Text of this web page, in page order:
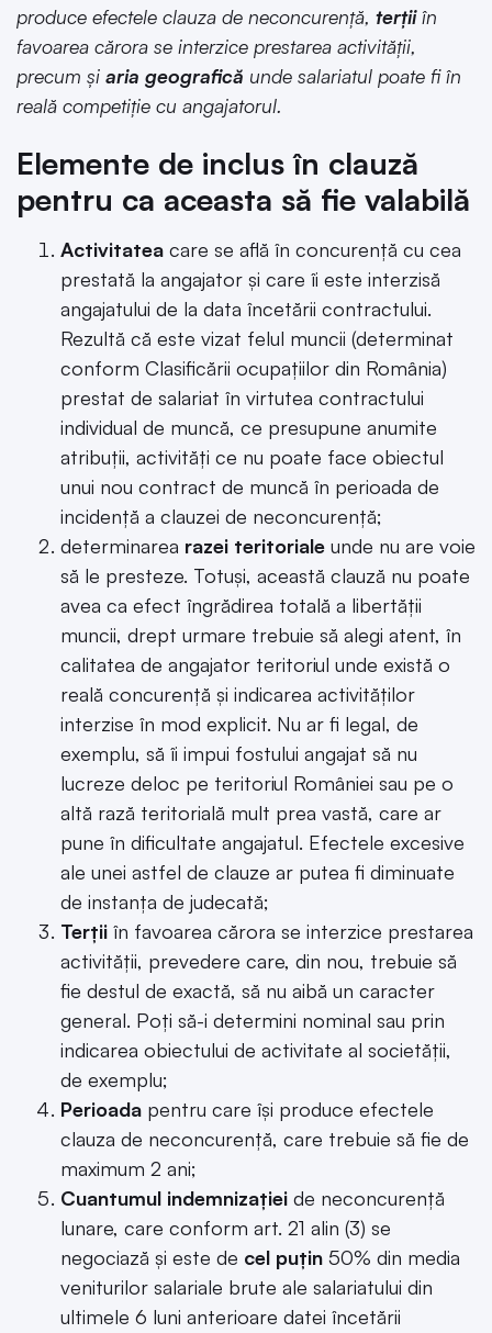
produce efectele clauza de neconcurenţă, terţiiîn
favoarea cărora se interzice prestarea activităţii,
precum şi aria geografică unde salariatul poate fi în
reală competiţie cu angajatorul.
Elemente de inclus în clauză
pentru ca aceasta să fie valabilă
Activitatea care se află în concurență cu cea
prestată la angajator și care îi este interzisă
angajatului de la data încetării contractului.
Rezultă că este vizat felul muncii (determinat
conform Clasificării ocupațiilor din România)
prestat de salariat în virtutea contractului
individual de muncă, ce presupune anumite
atribuții, activități ce nu poate face obiectul
unui nou contract de muncă în perioada de
incidență a clauzei de neconcurență;
determinarea razei teritoriale unde nu are voie
să le presteze. Totuși, această clauză nu poate
avea ca efect îngrădirea totală a libertății
muncii, drept urmare trebuie să alegi atent, în
calitatea de angajator teritoriul unde există o
reală concurență și indicarea activităților
interzise în mod explicit. Nu ar fi legal, de
exemplu, să îi impui fostului angajat să nu
lucreze deloc pe teritoriul României sau pe o
altă rază teritorială mult prea vastă, care ar
pune în dificultate angajatul. Efectele excesive
ale unei astfel de clauze ar putea fi diminuate
de instanța de judecată;
Terții în favoarea cărora se interzice prestarea
activității, prevedere care, din nou, trebuie să
fie destul de exactă, să nu aibă un caracter
general. Poți să-i determini nominal sau prin
indicarea obiectului de activitate al societății,
de exemplu;
Perioada pentru care își produce efectele
clauza de neconcurență, care trebuie să fie de
maximum 2 ani;
Cuantumul indemnizației de neconcurență
lunare, care conform art. 21 alin (3) se
negociază şi este de cel puţin 50% din media
veniturilor salariale brute ale salariatului din
ultimele 6 luni anterioare datei încetării